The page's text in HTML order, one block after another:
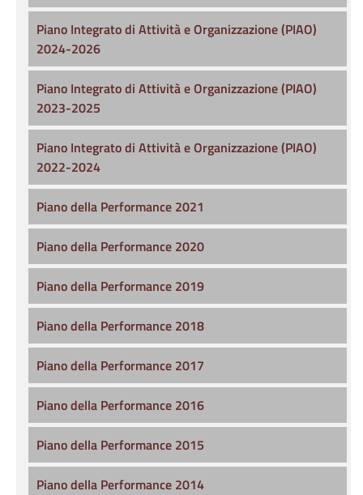
Piano Integrato di Attività e Organizzazione (PIAO)
2024-2026
Piano Integrato di Attività e Organizzazione (PIAO)
2023-2025
Piano Integrato di Attività e Organizzazione (PIAO)
2022-2024
Piano della Performance 2021
Piano della Performance 2020
Piano della Performance 2019
Piano della Performance 2018
Piano della Performance 2017
Piano della Performance 2016
Piano della Performance 2015
Piano della Performance 2014